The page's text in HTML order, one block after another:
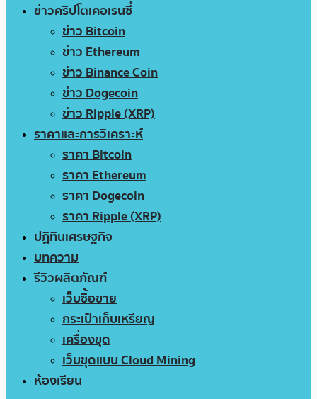
ข่าวคริปโตเคอเรนซี่
ข่าว Bitcoin
ข่าว Ethereum
ข่าว Binance Coin
ข่าว Dogecoin
ข่าว Ripple (XRP)
ราคาและการวิเคราะห์
ราคา Bitcoin
ราคา Ethereum
ราคา Dogecoin
ราคา Ripple (XRP)
ปฏิทินเศรษฐกิจ
บทความ
รีวิวผลิตภัณฑ์
เว็บซื้อขาย
กระเป๋าเก็บเหรียญ
เครื่องขุด
เว็บขุดแบบ Cloud Mining
ห้องเรียน